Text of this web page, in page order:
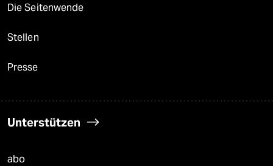
Die Seitenwende
Stellen
Presse
Unterstützen
abo